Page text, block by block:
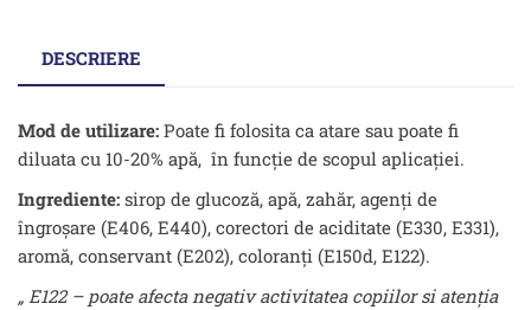
DESCRIERE
Mod de utilizare: Poate fi folosita ca atare sau poate fi
diluata cu 10-20% apă, în funcţie de scopul aplicaţiei.
Ingrediente: sirop de glucoză, apă, zahăr, agenţi de
îngroşare (E406, E440), corectori de aciditate (E330, E331),
aromă, conservant (E202), coloranţi (E150d, E122).
„ E122 –poate afecta negativ activitatea copiilor si atenția